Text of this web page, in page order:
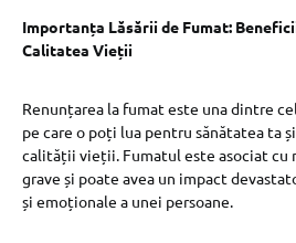
Importanța Lăsării de Fumat:
Calitatea Vieții
Renunțarea la fumat este una dintre
pe care o poți lua pentru sănătatea ta
calității vieții. Fumatul este asociat cu
grave și poate avea un impact
și emoționale a unei persoane.